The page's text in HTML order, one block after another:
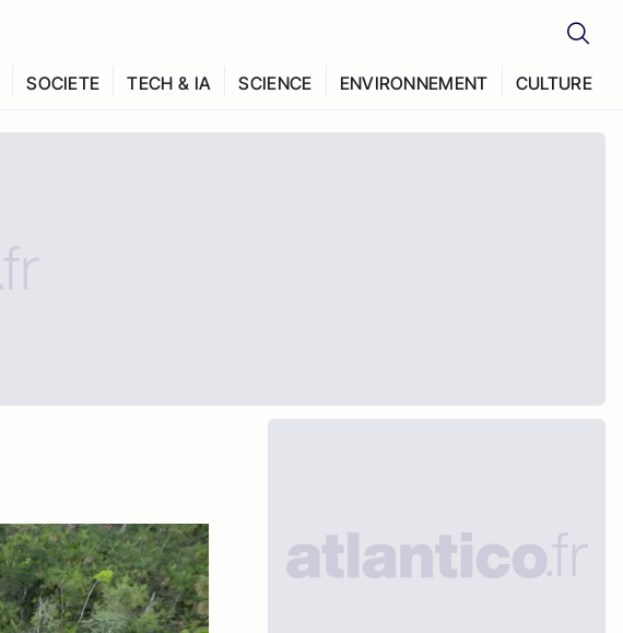
SOCIETE TECH & IA SCIENCE ENVIRONNEMENT CULTURE